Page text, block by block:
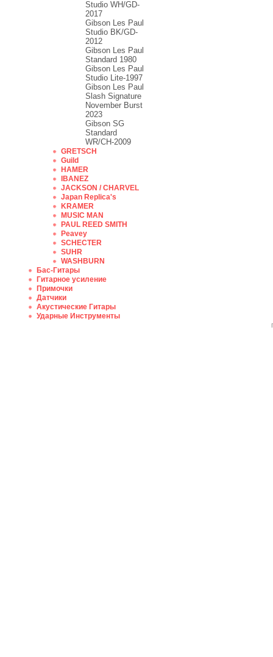
Studio WH/GD-
2017
Gibson Les Paul
Studio BK/GD-
2012
Gibson Les Paul
Standard 1980
Gibson Les Paul
Studio Lite-1997
Gibson Les Paul
Slash Signature
November Burst
2023
Gibson SG
Standard
WR/CH-2009
GRETSCH
Guild
HAMER
IBANEZ
JACKSON / CHARVEL
Japan Replica's
KRAMER
MUSIC MAN
PAUL REED SMITH
Peavey
SCHECTER
SUHR
WASHBURN
Бас-Гитары
Гитарное усиление
Примочки
Датчики
Акустические Гитары
Ударные Инструменты